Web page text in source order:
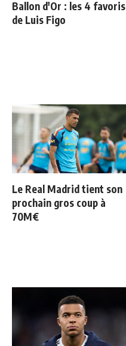
Ballon d'Or : les 4 favoris
de Luis Figo
Le Real Madrid tient son
prochain gros coup à
70M€